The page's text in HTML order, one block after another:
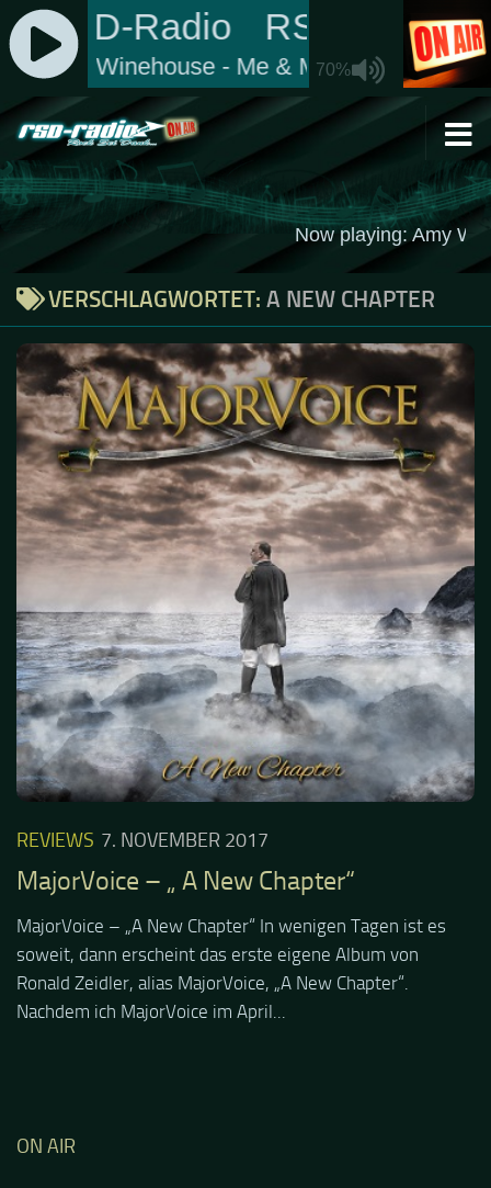
Zum Inhalt springen
VERSCHLAGWORTET: A NEW CHAPTER
REVIEWS 7. NOVEMBER 2017
MajorVoice – „ A New Chapter“
MajorVoice – „A New Chapter“ In wenigen Tagen ist es
soweit, dann erscheint das erste eigene Album von
Ronald Zeidler, alias MajorVoice, „A New Chapter“.
Nachdem ich MajorVoice im April...
ON AIR